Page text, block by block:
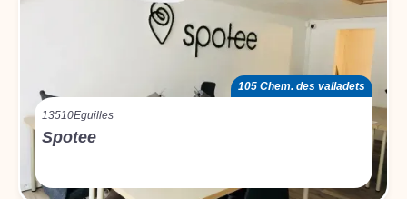
105 Chem. des valladets
13510Eguilles
Spotee